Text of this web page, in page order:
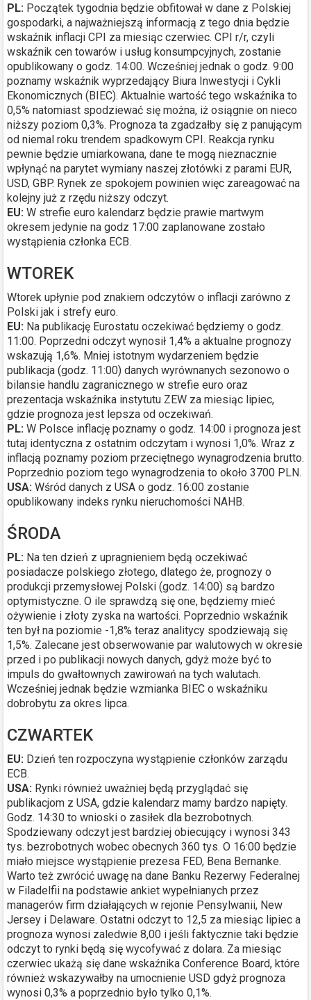
PL: Początek tygodnia będzie obfitował w dane z Polskiej
gospodarki, a najważniejszą informacją z tego dnia będzie
wskaźnik inflacji CPI za miesiąc czerwiec. CPI r/r, czyli
wskaźnik cen towarów i usług konsumpcyjnych, zostanie
opublikowany o godz. 14:00. Wcześniej jednak o godz. 9:00
poznamy wskaźnik wyprzedający Biura Inwestycji i Cykli
Ekonomicznych (BIEC). Aktualnie wartość tego wskaźnika to
0,5% natomiast spodziewać się można, iż osiągnie on nieco
niższy poziom 0,3%. Prognoza ta zgadzałby się z panującym
od niemal roku trendem spadkowym CPI. Reakcja rynku
pewnie będzie umiarkowana, dane te mogą nieznacznie
wpłynąć na parytet wymiany naszej złotówki z parami EUR,
USD, GBP. Rynek ze spokojem powinien więc zareagować na
kolejny już z rzędu niższy odczyt.
EU: W strefie euro kalendarz będzie prawie martwym
okresem jedynie na godz 17:00 zaplanowane zostało
wystąpienia członka ECB.
WTOREK
Wtorek upłynie pod znakiem odczytów o inflacji zarówno z
Polski jak i strefy euro.
EU: Na publikację Eurostatu oczekiwać będziemy o godz.
11:00. Poprzedni odczyt wynosił 1,4% a aktualne prognozy
wskazują 1,6%. Mniej istotnym wydarzeniem będzie
publikacja (godz. 11:00) danych wyrównanych sezonowo o
bilansie handlu zagranicznego w strefie euro oraz
prezentacja wskaźnika instytutu ZEW za miesiąc lipiec,
gdzie prognoza jest lepsza od oczekiwań.
PL: W Polsce inflację poznamy o godz. 14:00 i prognoza jest
tutaj identyczna z ostatnim odczytam i wynosi 1,0%. Wraz z
inflacją poznamy poziom przeciętnego wynagrodzenia brutto.
Poprzednio poziom tego wynagrodzenia to około 3700 PLN.
USA: Wśród danych z USA o godz. 16:00 zostanie
opublikowany indeks rynku nieruchomości NAHB.
ŚRODA
PL: Na ten dzień z upragnieniem będą oczekiwać
posiadacze polskiego złotego, dlatego że, prognozy o
produkcji przemysłowej Polski (godz. 14:00) są bardzo
optymistyczne. O ile sprawdzą się one, będziemy mieć
ożywienie i złoty zyska na wartości. Poprzednio wskaźnik
ten był na poziomie -1,8% teraz analitycy spodziewają się
1,5%. Zalecane jest obserwowanie par walutowych w okresie
przed i po publikacji nowych danych, gdyż może być to
impuls do gwałtownych zawirowań na tych walutach.
Wcześniej jednak będzie wzmianka BIEC o wskaźniku
dobrobytu za okres lipca.
CZWARTEK
EU: Dzień ten rozpoczyna wystąpienie członków zarządu
ECB.
USA: Rynki również uważniej będą przyglądać się
publikacjom z USA, gdzie kalendarz mamy bardzo napięty.
Godz. 14:30 to wnioski o zasiłek dla bezrobotnych.
Spodziewany odczyt jest bardziej obiecujący i wynosi 343
tys. bezrobotnych wobec obecnych 360 tys. O 16:00 będzie
miało miejsce wystąpienie prezesa FED, Bena Bernanke.
Warto też zwrócić uwagę na dane Banku Rezerwy Federalnej
w Filadelfii na podstawie ankiet wypełnianych przez
managerów firm działających w rejonie Pensylwanii, New
Jersey i Delaware. Ostatni odczyt to 12,5 za miesiąc lipiec a
prognoza wynosi zaledwie 8,00 i jeśli faktycznie taki będzie
odczyt to rynki będą się wycofywać z dolara. Za miesiąc
czerwiec ukażą się dane wskaźnika Conference Board, które
również wskazywałby na umocnienie USD gdyż prognoza
wynosi 0,3% a poprzednio było tylko 0,1%.